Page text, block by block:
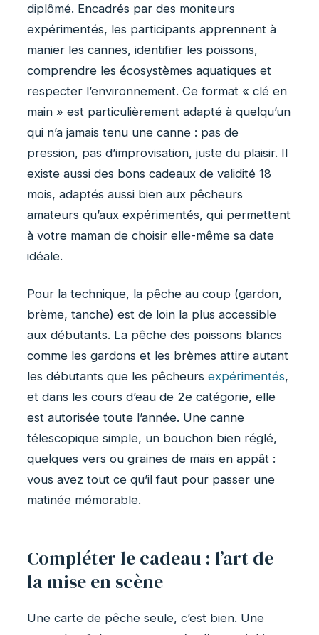
diplômé. Encadrés par des moniteurs
expérimentés, les participants apprennent à
manier les cannes, identifier les poissons,
comprendre les écosystèmes aquatiques et
respecter l’environnement. Ce format « clé en
main » est particulièrement adapté à quelqu’un
qui n’a jamais tenu une canne : pas de
pression, pas d’improvisation, juste du plaisir. Il
existe aussi des bons cadeaux de validité 18
mois, adaptés aussi bien aux pêcheurs
amateurs qu’aux expérimentés, qui permettent
à votre maman de choisir elle-même sa date
idéale.
Pour la technique, la pêche au coup (gardon,
brème, tanche) est de loin la plus accessible
aux débutants. La pêche des poissons blancs
comme les gardons et les brèmes attire autant
les débutants que les pêcheurs expérimentés,
et dans les cours d’eau de 2e catégorie, elle
est autorisée toute l’année. Une canne
télescopique simple, un bouchon bien réglé,
quelques vers ou graines de maïs en appât :
vous avez tout ce qu’il faut pour passer une
matinée mémorable.
Compléter le cadeau : l’art de
la mise en scène
Une carte de pêche seule, c’est bien. Une